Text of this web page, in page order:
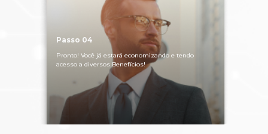
Passo 04
Pronto! Você já estará economizando e tendo
acesso a diversos Benefícios!